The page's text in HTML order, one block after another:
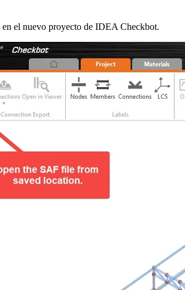
el nuevo proyecto de IDEA Checkbot.